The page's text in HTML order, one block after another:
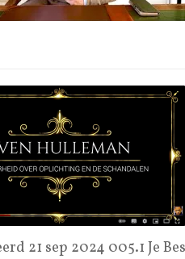
21 sep 2024 005.1 Je